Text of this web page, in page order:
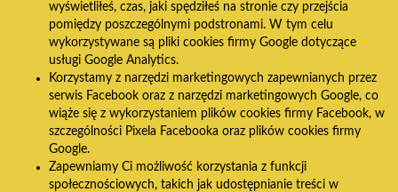
wyświetliłeś, czas, jaki spędziłeś na stronie czy przejścia
pomiędzy poszczególnymi podstronami. W tym celu
wykorzystywane są pliki cookies firmy Google dotyczące
usługi Google Analytics.
Korzystamy z narzędzi marketingowych zapewnianych przez
serwis Facebook oraz z narzędzi marketingowych Google, co
wiąże się z wykorzystaniem plików cookies firmy Facebook, w
szczególności Pixela Facebooka oraz plików cookies firmy
Google.
Zapewniamy Ci możliwość korzystania z funkcji
społecznościowych, takich jak udostępnianie treści w